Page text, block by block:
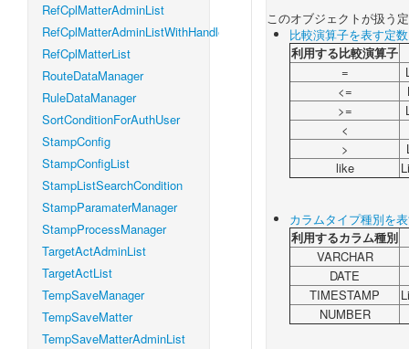
RefCplMatterAdminList
RefCplMatterAdminListWithHandleLevel
RefCplMatterList
RouteDataManager
RuleDataManager
SortConditionForAuthUser
StampConfig
StampConfigList
StampListSearchCondition
StampParamaterManager
StampProcessManager
TargetActAdminList
TargetActList
TempSaveManager
TempSaveMatter
TempSaveMatterAdminList
このオブジェクトが扱う
比較演算子を表す定数
利用する比較演算子
=
<=
>=
<
>
like
カラムタイプ種別を
利用するカラム種別
VARCHAR
DATE
TIMESTAMP
NUMBER